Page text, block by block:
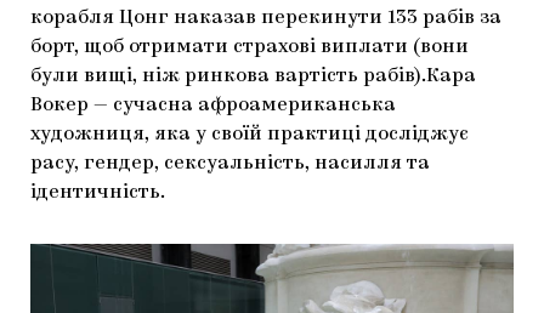
корабля Цонг наказав перекинути 133 рабів за
борт, щоб отримати страхові виплати (вони
були вищі, ніж ринкова вартість рабів).Кара
Вокер — сучасна афроамериканська
художниця, яка у своїй практиці досліджує
расу, гендер, сексуальність, насилля та
ідентичність.